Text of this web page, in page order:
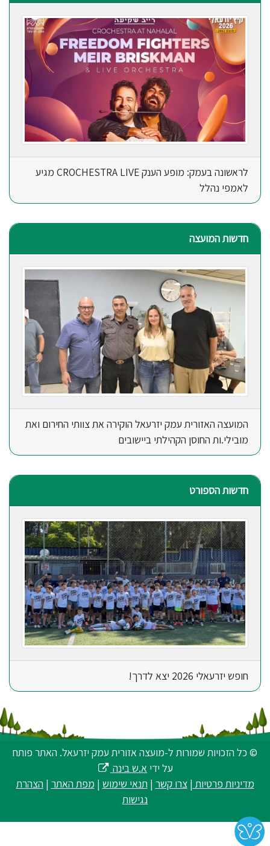
לראשונה בעמק: מופע הענק CROCHESTRA LIVE מגיע
לאמפי נהלל
חדשות המועצה
המועצה האזורית עמק יזרעאל הוקירה את צוותי החירום ואת
מובילי.ות החוסן הקהילתי ביישובים
חדשות הספורט
חופש יזרעאלי 2026 יצא לדרך!
© כל הזכויות שמורות ל-מועצה אזורית עמק יזרעאל. האתר פותח
על ידי א.ש בינה
מדיניות פרטיות |צרו קשר | תנאי שימוש | מפת האתר | הצהרת
נגישות